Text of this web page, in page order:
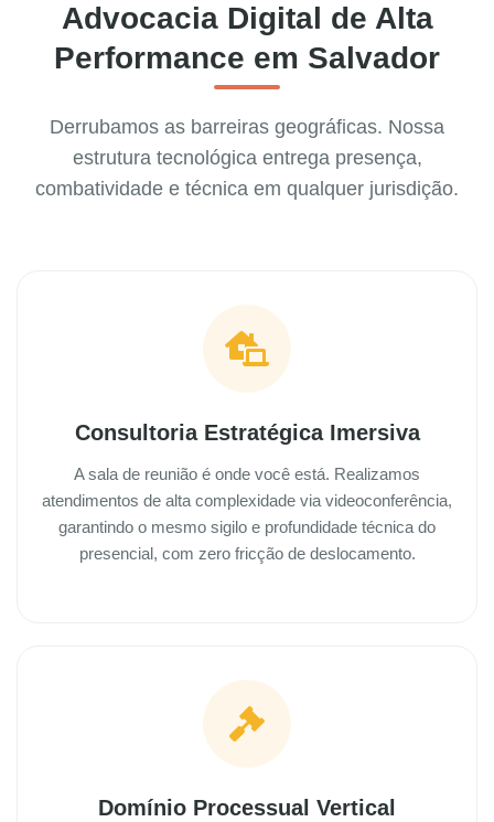
Advocacia Digital de Alta
Performance em Salvador
Derrubamos as barreiras geográficas. Nossa
estrutura tecnológica entrega presença,
combatividade e técnica em qualquer jurisdição.
Consultoria Estratégica Imersiva
A sala de reunião é onde você está. Realizamos
atendimentos de alta complexidade via videoconferência,
garantindo o mesmo sigilo e profundidade técnica do
presencial, com zero fricção de deslocamento.
Domínio Processual Vertical